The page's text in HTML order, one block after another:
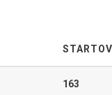
163